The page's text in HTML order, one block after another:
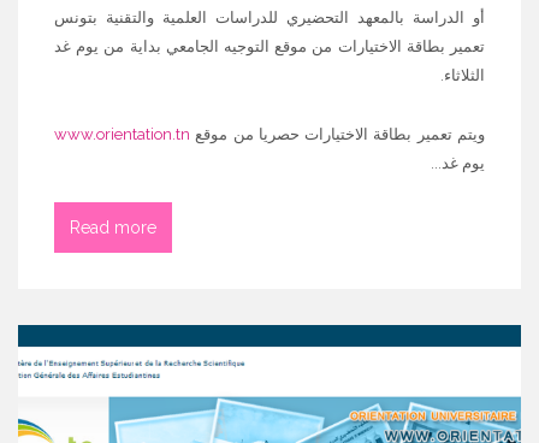
أو الدراسة بالمعهد التحضيري للدراسات العلمية والتقنية بتونس
تعمير بطاقة الاختيارات من موقع التوجيه الجامعي بداية من يوم غد
الثلاثاء.
ويتم تعمير بطاقة الاختيارات حصريا من موقع www.orientation.tn
يوم غد...
Read more